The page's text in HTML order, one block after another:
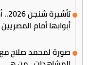
أبوابها أمام المصريين
صورة لمحمد صلاح مع